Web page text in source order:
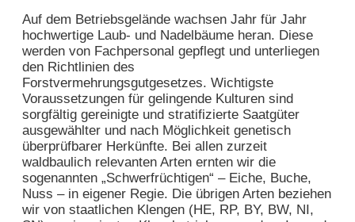
Auf dem Betriebsgelände wachsen Jahr für Jahr
hochwertige Laub- und Nadelbäume heran. Diese
werden von Fachpersonal gepflegt und unterliegen
den Richtlinien des
Forstvermehrungsgutgesetzes. Wichtigste
Voraussetzungen für gelingende Kulturen sind
sorgfältig gereinigte und stratifizierte Saatgüter
ausgewählter und nach Möglichkeit genetisch
überprüfbarer Herkünfte. Bei allen zurzeit
waldbaulich relevanten Arten ernten wir die
sogenannten „Schwerfrüchtigen“ – Eiche, Buche,
Nuss – in eigener Regie. Die übrigen Arten beziehen
wir von staatlichen Klengen (HE, RP, BY, BW, NI,